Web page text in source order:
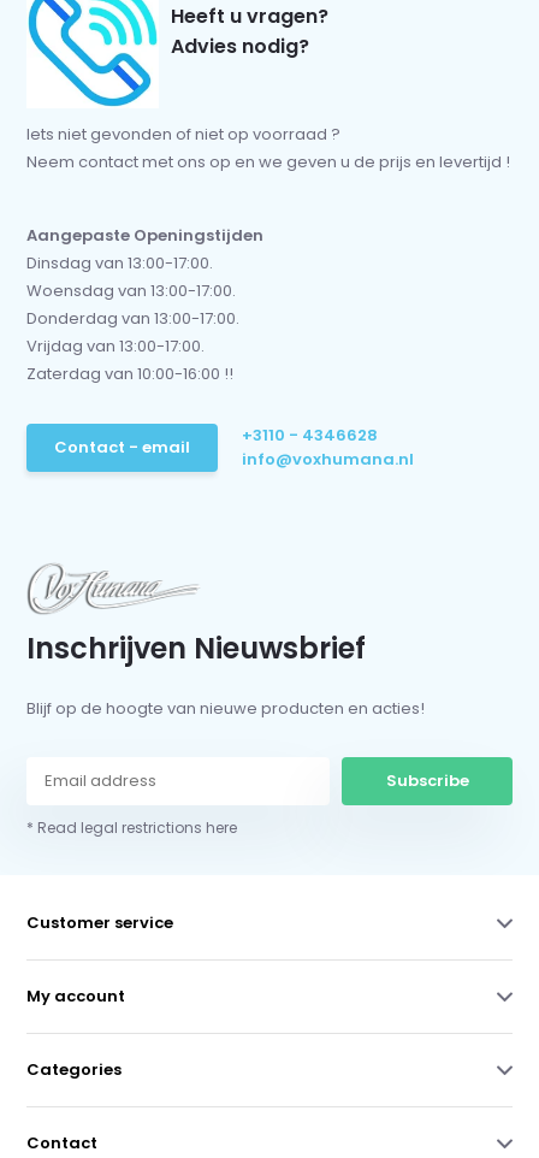
Heeft u vragen?
Advies nodig?
Iets niet gevonden of niet op voorraad ?
Neem contact met ons op en we geven u de prijs en levertijd !
Aangepaste Openingstijden
Dinsdag van 13:00-17:00.
Woensdag van 13:00-17:00.
Donderdag van 13:00-17:00.
Vrijdag van 13:00-17:00.
Zaterdag van 10:00-16:00 !!
Contact - email
+3110 - 4346628
info@voxhumana.nl
Inschrijven Nieuwsbrief
Blijf op de hoogte van nieuwe producten en acties!
Subscribe
* Read legal restrictions here
Customer service
My account
Categories
Contact